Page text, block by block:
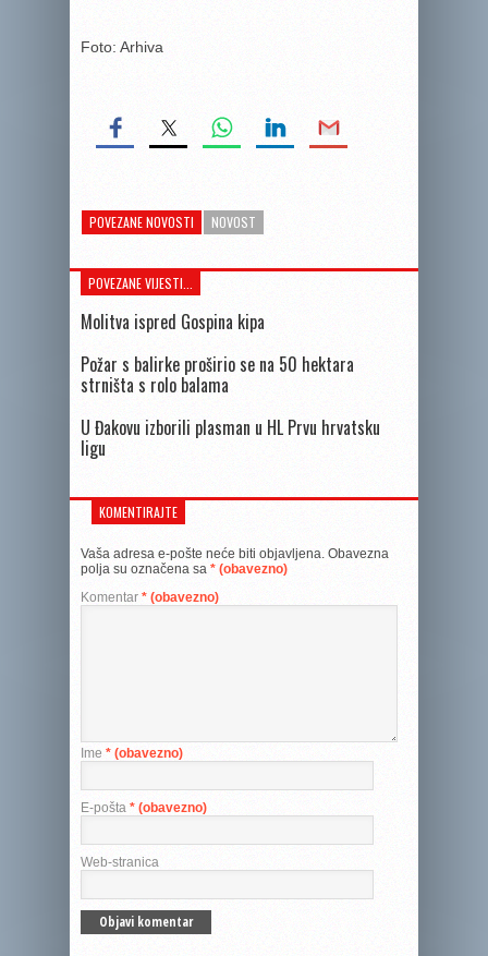
Foto: Arhiva
POVEZANE NOVOSTI NOVOST
POVEZANE VIJESTI...
Molitva ispred Gospina kipa
Požar s balirke proširio se na 50 hektara
strništa s rolo balama
U Đakovu izborili plasman u HL Prvu hrvatsku
ligu
KOMENTIRAJTE
Vaša adresa e-pošte neće biti objavljena. Obavezna
polja su označena sa * (obavezno)
Komentar * (obavezno)
Ime * (obavezno)
E-pošta * (obavezno)
Web-stranica